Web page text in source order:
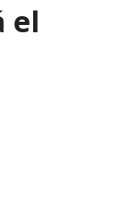
el